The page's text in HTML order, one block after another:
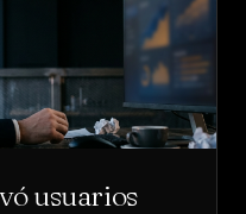
usuarios